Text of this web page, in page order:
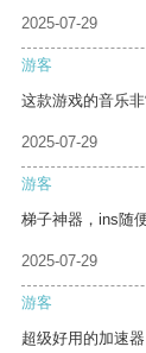
2025-07-29
游客
这款游戏的音乐
2025-07-29
游客
梯子神器，ins随
2025-07-29
游客
超级好用的加速